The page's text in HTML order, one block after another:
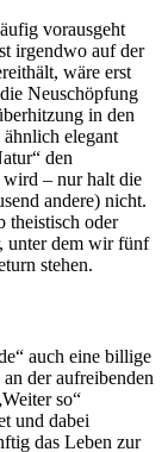
vorausgeht
irgendwo auf der
wäre erst
Neuschöpfung
in den
elegant
den
wird – nur halt die
andere) nicht.
theistisch oder
unter dem wir fünf
stehen.
auch eine billige
der aufreibenden
so“
und dabei
das Leben zur